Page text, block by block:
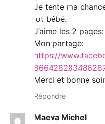
Je tente ma
lot bébé.
J’aime les 2
Mon partage:
https://
Merci et bonne
Répondre
Maeva Michel